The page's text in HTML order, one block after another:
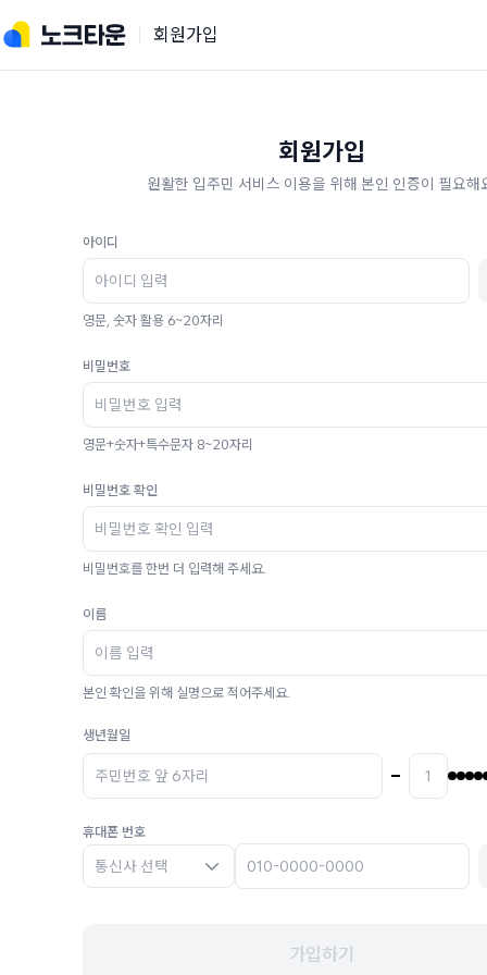
회원가입
회원가입
원활한 입주민 서비스 이용을 위해 본인 인증이 필요해
아이디
영문, 숫자 활용 6~20자리
비밀번호
영문+숫자+특수문자 8~20자리
비밀번호 확인
비밀번호를 한번 더 입력해 주세요.
이름
본인 확인을 위해 실명으로 적어주세요.
생년월일
휴대폰 번호
통신사 선택
가입하기